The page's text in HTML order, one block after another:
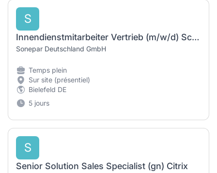
S
Innendienstmitarbeiter Vertrieb (m/w/d) Schwerpunkt Industrie
Sonepar Deutschland GmbH
Temps plein
Sur site (présentiel)
Bielefeld DE
5 jours
S
Senior Solution Sales Specialist (gn) Citrix